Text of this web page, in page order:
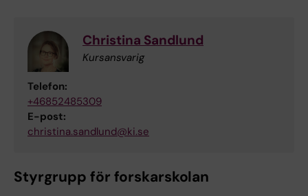
Christina Sandlund
Kursansvarig
Telefon:
+46852485309
E-post:
christina.sandlund@ki.se
Styrgrupp för forskarskolan